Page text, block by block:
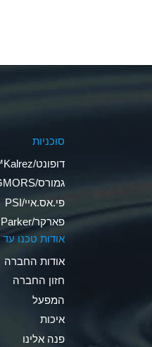
סוכניות
דופונט/Kalrez™
גמורס/GMORS
פי.אס.איי/PSI
פארקר/Parker
אודות טכנו עד
אודות החברה
חזון החברה
המפעל
איכות
פנה אלינו